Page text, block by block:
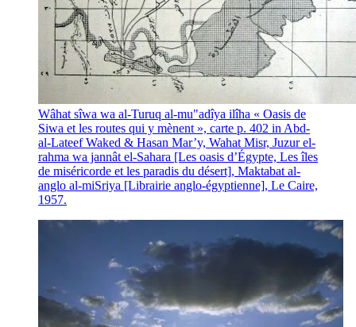
Wâhat sîwa wa al-Turuq al-mu"adîya ilîha « Oasis de
Siwa et les routes qui y mènent », carte p. 402 in Abd-
al-Lateef Waked & Hasan Mar’y, Wahat Misr, Juzur el-
rahma wa jannât el-Sahara [Les oasis d’Égypte, Les îles
de miséricorde et les paradis du désert], Maktabat al-
anglo al-miSriya [Librairie anglo-égyptienne], Le Caire,
1957.